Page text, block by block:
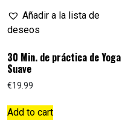
Añadir a la lista de
deseos
30 Min. de práctica de Yoga
Suave
€19.99
Add to cart